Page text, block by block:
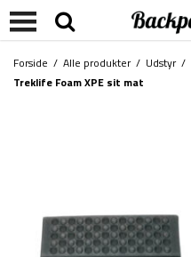
Forside / Alle produkter/ Udstyr/
Treklife Foam XPE sit mat